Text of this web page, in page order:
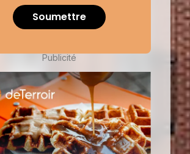
Soumettre
Publicité